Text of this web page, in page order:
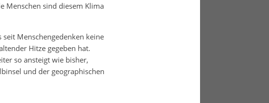
Menschen sind diesem Klima
Menschengedenken keine
Hitze gegeben hat.
so ansteigt wie bisher,
und der geographischen